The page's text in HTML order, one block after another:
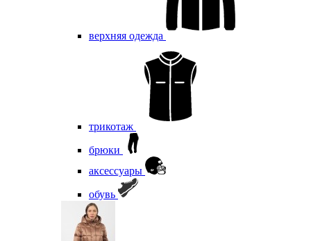
верхняя одежда
трикотаж
брюки
аксессуары
обувь